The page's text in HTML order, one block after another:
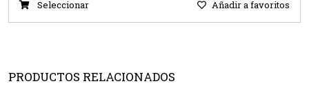
Seleccionar Añadir a favoritos
PRODUCTOS RELACIONADOS